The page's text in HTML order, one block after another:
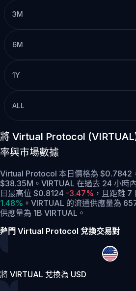
3M
6M
1Y
ALL
將 Virtual Protocol
率與市場數據
Virtual Protocol 本日價格為 $0.7842
$38.35M。VIRTUAL 在過去 24 小時
日最高位 $0.8124 -3.47% ， 且距離 7
1.48% 。 VIRTUAL 的流通供應量為
供應量為 1B VIRTUAL。
熱門 Virtual Protocol 兌換交易對
將 VIRTUAL 兌換為 USD